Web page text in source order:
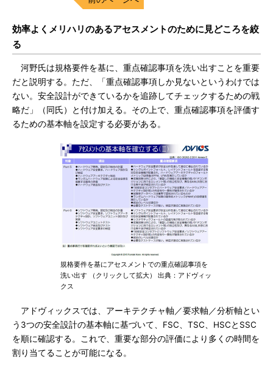
効率よくメリハリのあるアセスメントのために見どころを絞
る
河野氏は規格要件を基に、重点確認事項を洗い出すことを重要
だと説明する。ただ、「重点確認事項しか見ないというわけでは
ない。安全設計ができているかを追跡してチェックするための戦
略だ」（同氏）と付け加える。その上で、重点確認事項を評価す
るための基本軸を設定する必要がある。
規格要件を基にアセスメントでの重点確認事項を
洗い出す （クリックして拡大） 出典：アドヴィッ
クス
アドヴィックスでは、アーキテクチャ軸／要求軸／分析軸とい
う3つの安全設計の基本軸に基づいて、FSC、TSC、HSCとSSC
を順に確認する。これで、重要な部分の評価により多くの時間を
割り当てることが可能になる。